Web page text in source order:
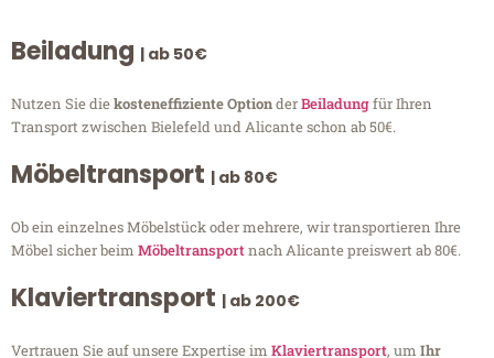
Beiladung | ab 50€
Nutzen Sie diekosteneffiziente OptionderBeiladungfür Ihren
Transport zwischen Bielefeld und Alicante schon ab 50€.
Möbeltransport | ab 80€
Ob ein einzelnes Möbelstück oder mehrere, wir transportieren Ihre
Möbel sicher beim Möbeltransportnach Alicante preiswert ab 80€.
Klaviertransport | ab 200€
Vertrauen Sie auf unsere Expertise im Klaviertransport, um Ihr